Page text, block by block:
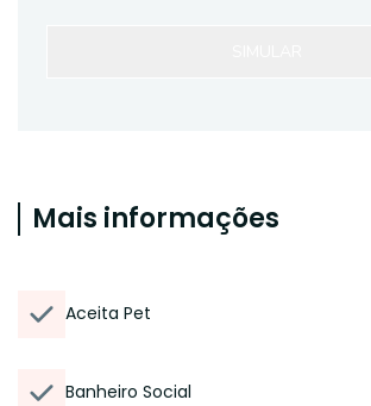
Mais informações
Aceita Pet
Banheiro Social